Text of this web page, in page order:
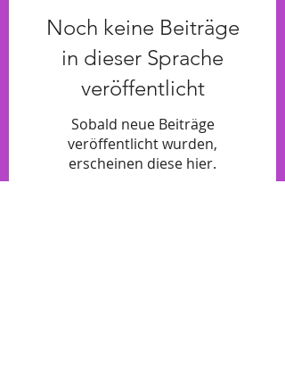
Noch keine Beiträge
in dieser Sprache
veröffentlicht
Sobald neue Beiträge
veröffentlicht wurden,
erscheinen diese hier.